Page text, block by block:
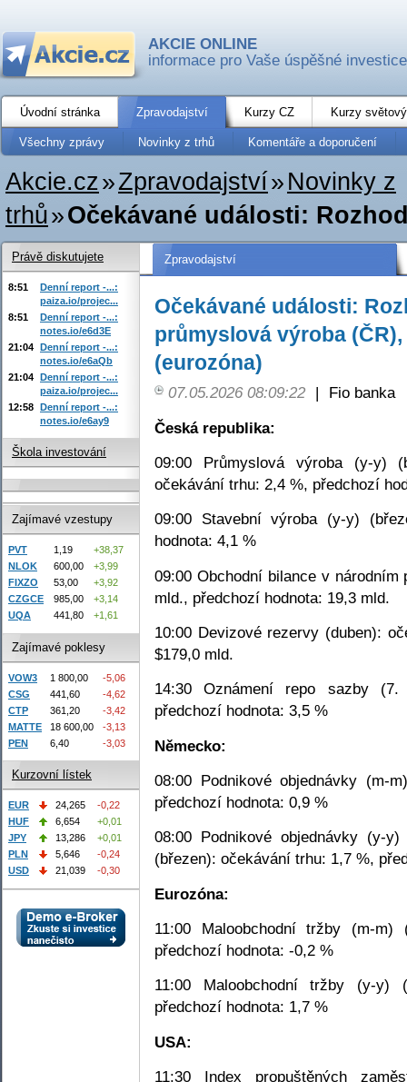
AKCIE ONLINE
informace pro Vaše úspěšné investice
Úvodní stránka Zpravodajství Kurzy CZ Kurzy
Všechny zprávy Novinky z trhů Komentáře a doporučení
Akcie.cz»Zpravodajství» Novinky z
trhů»Očekávané události:
Zpravodajství
Očekávané události:
průmyslová výroba
(eurozóna)
07.05.2026 08:09:22 |
Fio banka
Česká republika:
09:00 Průmyslová výroba (y-y)
očekávání trhu: 2,4 %, předchozí
09:00 Stavební výroba (y-y)
hodnota: 4,1 %
09:00 Obchodní bilance v
mld., předchozí hodnota: 19,3 mld.
10:00 Devizové rezervy (duben):
$179,0 mld.
14:30 Oznámení repo sazby
předchozí hodnota: 3,5 %
Německo:
08:00 Podnikové objednávky (m-
předchozí hodnota: 0,9 %
08:00 Podnikové objednávky (y-
(březen): očekávání trhu: 1,7 %,
Eurozóna:
11:00 Maloobchodní tržby (m-
předchozí hodnota: -0,2 %
11:00 Maloobchodní tržby (y-
předchozí hodnota: 1,7 %
USA:
11:30 Index propuštěných
Právě diskutujete
8:51
Denní report -...:
paiza.io/projec...
8:51
Denní report -...:
notes.io/e6d3E
21:04 Denní report -...:
notes.io/e6aQb
21:04 Denní report -...:
paiza.io/projec...
12:58 Denní report -...:
notes.io/e6ay9
Škola investování
Zajímavé vzestupy
PVT 1,19
+38,37
NLOK
600,00
+3,99
FIXZO
53,00
+3,92
CZGCE
985,00
+3,14
UQA
441,80 +1,61
Zajímavé poklesy
VOW3 1 800,00
-5,06
CSG
441,60
-4,62
CTP
361,20
-3,42
MATTE
18 600,00
-3,13
PEN
6,40 -3,03
Kurzovní lístek
EUR 24,265
-0,22
HUF
6,654
+0,01
JPY
13,286
+0,01
PLN
5,646
-0,24
USD
21,039 -0,30